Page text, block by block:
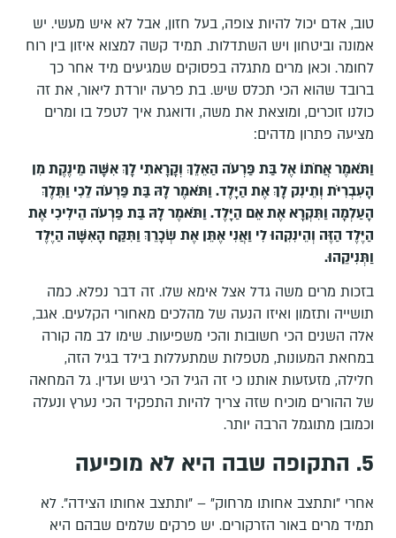
טוב, אדם יכול להיות צופה, בעל חזון, אבל לא איש מעשי. יש
אמונה וביטחון ויש השתדלות. תמיד קשה למצוא איזון בין רוח
לחומר. וכאן מרים מתגלה בפסוקים שמגיעים מיד אחר כך
ברובד שהוא הכי תכלס שיש. בת פרעה יורדת ליאור, את זה
כולנו זוכרים, ומוצאת את משה, ודואגת איך לטפל בו ומרים
מציעה פתרון מדהים:
וַתֹּאמֶר אֲחֹתוֹ אֶל בַּת פַּרְעֹה הַאֵלֵךְ וְקָרָאתִי לָךְ אִשָּׁה מֵינֶקֶת מִן
הָעִבְרִיֹּת וְתֵינִק לָךְ אֶת הַיָּלֶד. וַתֹּאמֶר לָהּ בַּת פַּרְעֹה לֵכִי וַתֵּלֶךְ
הָעַלְמָה וַתִּקְרָא אֶת אֵם הַיָּלֶד. וַתֹּאמֶר לָהּ בַּת פַּרְעֹה הֵילִיכִי אֶת
הַיֶּלֶד הַזֶּה וְהֵינִקִהוּ לִי וַאֲנִי אֶתֵּן אֶת שְׂכָרֵךְ וַתִּקַּח הָאִשָּׁה הַיֶּלֶד
וַתְּנִיקֵהוּ.
בזכות מרים משה גדל אצל אימא שלו. זה דבר נפלא. כמה
תושייה ותזמון ואיזו הנעה של מהלכים מאחורי הקלעים. אגב,
אלה השנים הכי חשובות והכי משפיעות. שימו לב מה קורה
במחאת המעונות, מטפלות שמתעללות בילד בגיל הזה,
חלילה, מזעזעות אותנו כי זה הגיל הכי רגיש ועדין. גל המחאה
של ההורים מוכיח שזה צריך להיות התפקיד הכי נערץ ונעלה
וכמובן מתוגמל הרבה יותר.
5. התקופה שבה היא לא מופיעה
אחרי "ותתצב אחותו מרחוק" – "ותתצב אחותו הצידה". לא
תמיד מרים באור הזרקורים. יש פרקים שלמים שבהם היא